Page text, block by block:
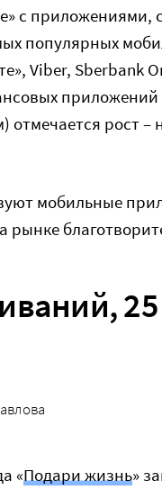
с приложениями,
популярных
Viber, Sbеrbank
приложений
рост –
мобильные
рынке
«Подари жизнь»